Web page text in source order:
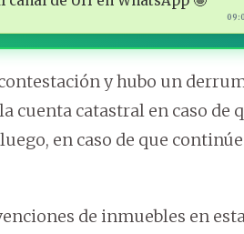
y hubo un
cuenta catastral en caso de
en caso de que continúe
de inmuebles en